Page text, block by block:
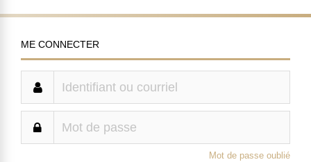
ME CONNECTER
Mot de passe oublié